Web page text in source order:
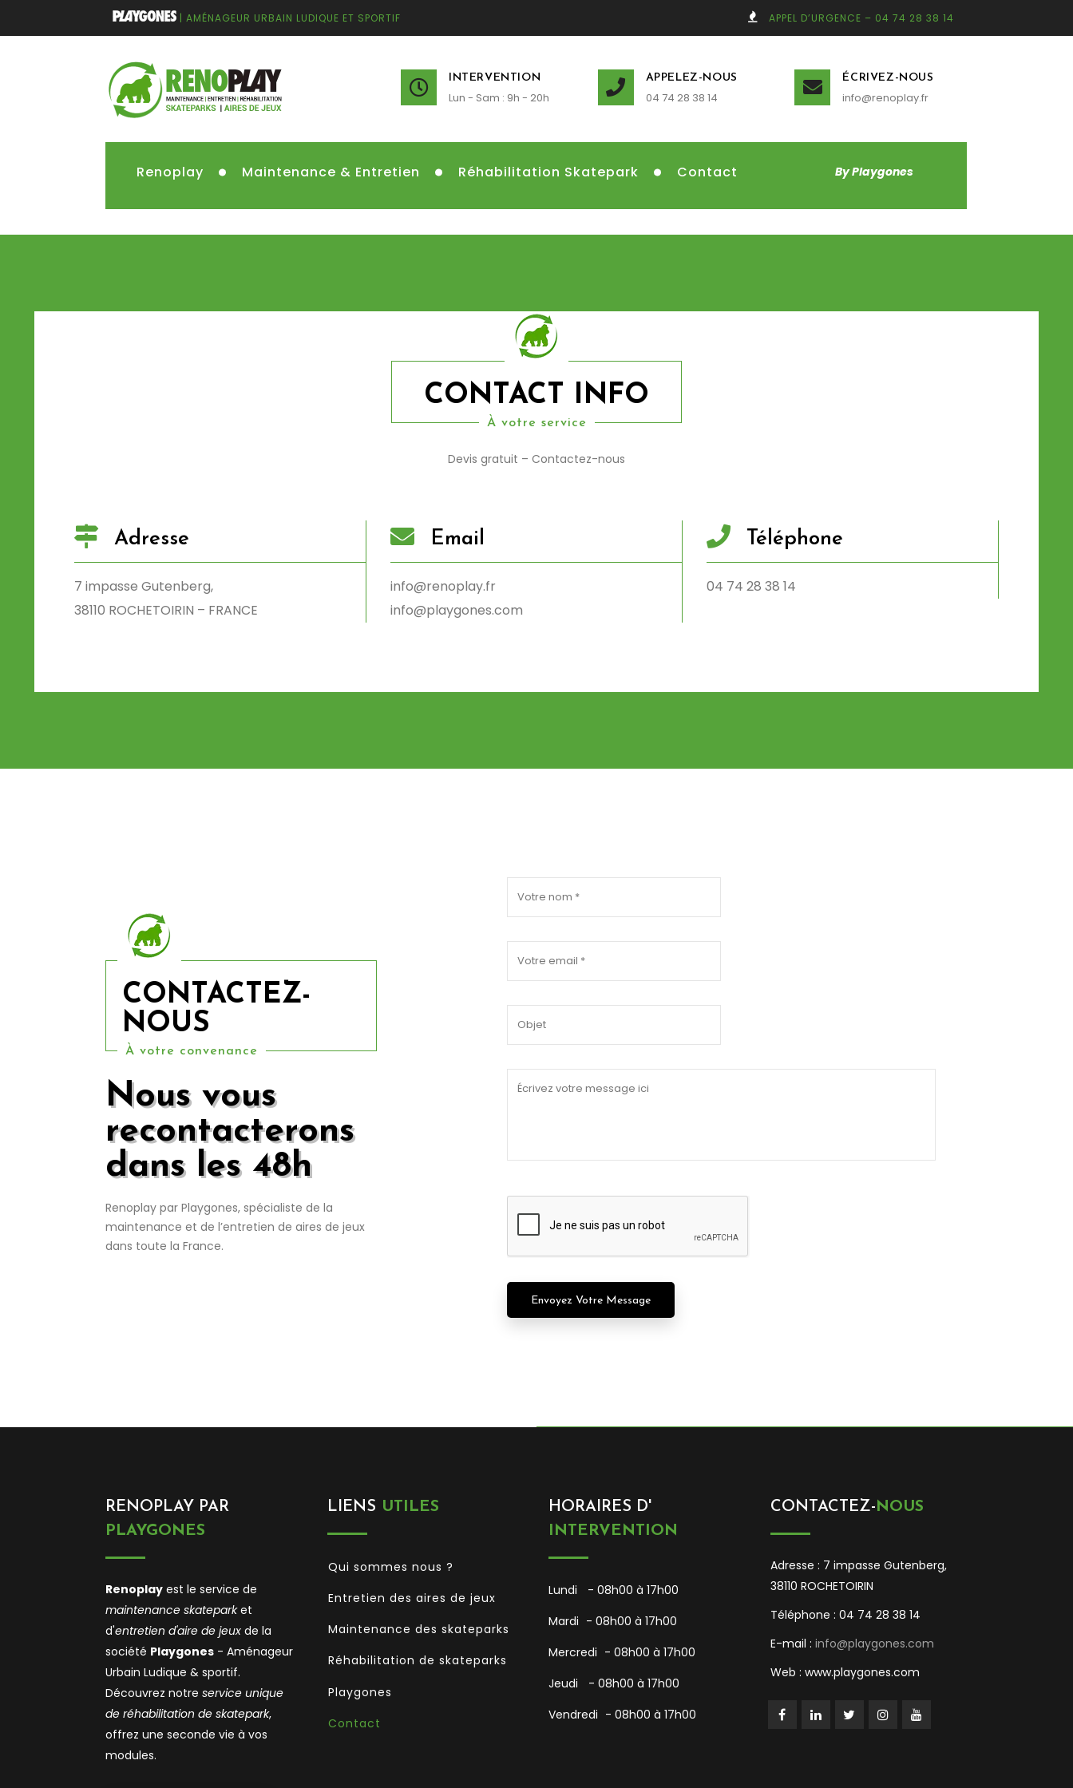
| AMÉNAGEUR URBAIN LUDIQUE ET SPORTIF APPEL D’URGENCE – 04 74 28 38 14
INTERVENTION
Lun - Sam : 9h - 20h
APPELEZ-NOUS
04 74 28 38 14
ÉCRIVEZ-NOUS
info@renoplay.fr
Renoplay Maintenance & Entretien Réhabilitation Skatepark Contact By Playgones
CONTACT INFO
À votre service
Devis gratuit – Contactez-nous
Adresse
7 impasse Gutenberg,
38110 ROCHETOIRIN – FRANCE
Email
info@renoplay.fr
info@playgones.com
Téléphone
04 74 28 38 14
CONTACTEZ-
NOUS
À votre convenance
Nous vous
recontacterons
dans les 48h
Renoplay par Playgones, spécialiste de la
maintenance et de l’entretien de aires de jeux
dans toute la France.
RENOPLAY PAR
PLAYGONES
Renoplay est le service de
maintenance skateparket
d'entretien d'aire de jeux de la
société Playgones - Aménageur
Urbain Ludique & sportif.
Découvrez notre service unique
de réhabilitation de skatepark,
offrez une seconde vie à vos
modules.
LIENS UTILES
Qui sommes nous ?
Entretien des aires de jeux
Maintenance des skateparks
Réhabilitation de skateparks
Playgones
Contact
HORAIRES D'
INTERVENTION
Lundi
- 08h00 à 17h00
Mardi - 08h00 à 17h00
Mercredi - 08h00 à 17h00
Jeudi
- 08h00 à 17h00
Vendredi - 08h00 à 17h00
CONTACTEZ- NOUS
Adresse : 7 impasse Gutenberg,
38110 ROCHETOIRIN
Téléphone : 04 74 28 38 14
E-mail : info@playgones.com
Web : www.playgones.com